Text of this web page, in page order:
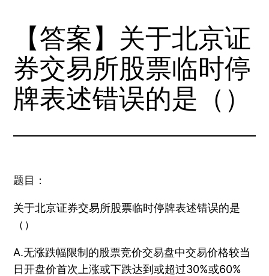
【答案】关于北京证
券交易所股票临时停
牌表述错误的是（）
题目：
关于北京证券交易所股票临时停牌表述错误的是
（）
A.无涨跌幅限制的股票竞价交易盘中交易价格较当
日开盘价首次上涨或下跌达到或超过30%或60%